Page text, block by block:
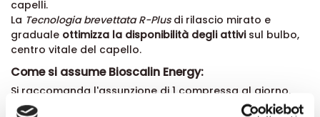
capelli.
La Tecnologia brevettata R-Plusdi rilascio mirato e
graduale ottimizza la disponibilità degli attivisul bulbo,
centro vitale del capello.
Come si assume Bioscalin Energy:
Si raccomanda l'assunzione di 1 compressa al giorno,
preferibilmente con la colazione del mattino o al pasto